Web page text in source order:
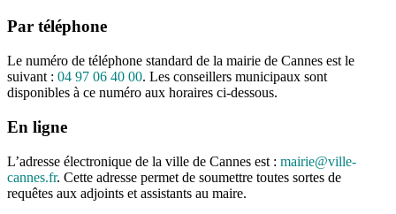
Par téléphone
Le numéro de téléphone standard de la mairie de Cannes est le
suivant : 04 97 06 40 00. Les conseillers municipaux sont
disponibles à ce numéro aux horaires ci-dessous.
En ligne
L’adresse électronique de la ville de Cannes est : mairie@ville-
cannes.fr. Cette adresse permet de soumettre toutes sortes de
requêtes aux adjoints et assistants au maire.